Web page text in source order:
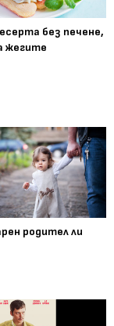
без печене,
жегите
родител ли